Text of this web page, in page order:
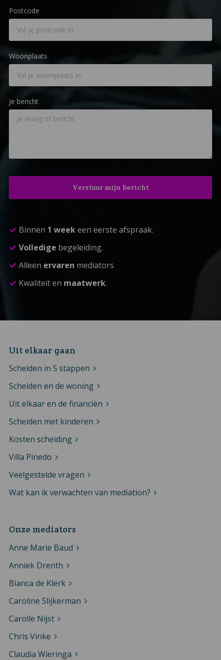
Postcode
Woonplaats
Je bericht
Binnen 1 weekeen eerste afspraak.
Volledige begeleiding.
Alleen ervaren mediators
Kwaliteit en maatwerk.
Uit elkaar gaan
Scheiden in 5 stappen
Scheiden en de woning
Uit elkaar en de financiën
Scheiden met kinderen
Kosten scheiding
Villa Pinedo
Veelgestelde vragen
Wat kan ik verwachten van mediation?
Onze mediators
Anne Marie Baud
Anniek Drenth
Bianca de Klerk
Caroline Slijkerman
Carolle Nijst
Chris Vinke
Claudia Wieringa